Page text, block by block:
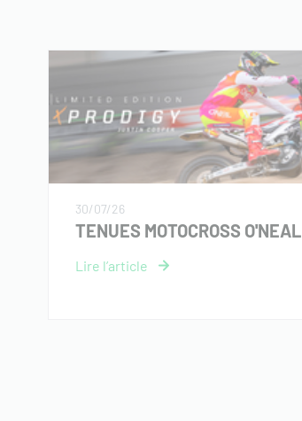
30/07/26
TENUES MOTOCROSS O'NEAL